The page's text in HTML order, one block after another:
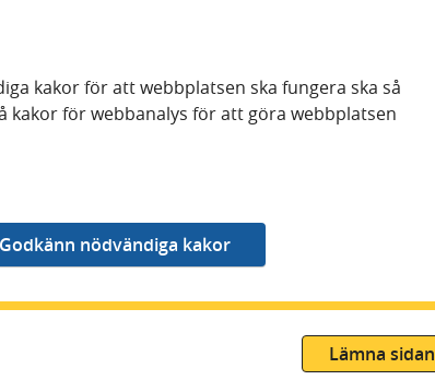
kakor för att webbplatsen ska fungera ska så
kakor för webbanalys för att göra webbplatsen
Lämna sidan